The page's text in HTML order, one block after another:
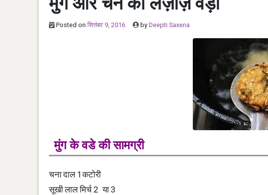
Posted on सितंबर 9, 2016 by Deepti Saxena
मुंग के वडे की सामग्री
चना दाल 1कटोरी
सूखी लाल मिर्च 2 या 3